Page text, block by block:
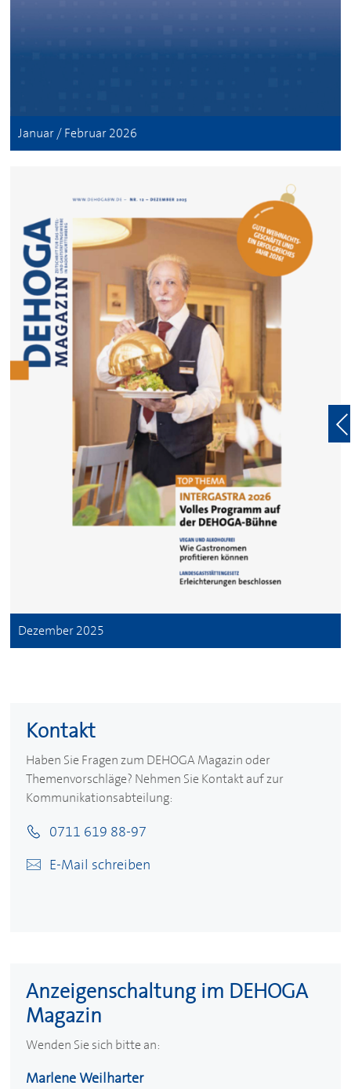
Januar / Februar 2026
Dezember 2025
Kontakt
Haben Sie Fragen zum DEHOGAMagazin oder
Themenvorschläge? Nehmen Sie Kontakt auf zur
Kommunikationsabteilung:
0711 619 88-97
E-Mail schreiben
Anzeigenschaltung im DEHOGA
Magazin
Wenden Sie sich bitte an:
Marlene Weilharter